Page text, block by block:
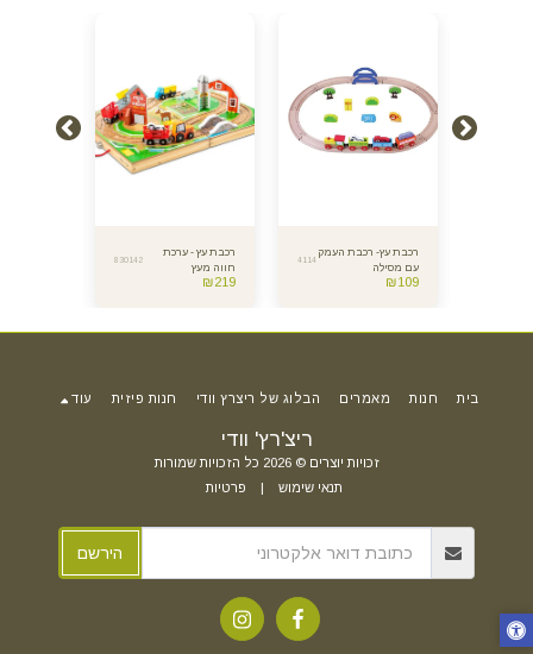
רכבת עץ- רכבת העמק
עם מסילה
4114
₪109
רכבת עץ - ערכת
חווה מעץ
830142
₪219
ריצ'רץ' וודי
זכויות יוצרים © 2026 כל הזכויות שמורות
תנאי שימוש
פרטיות
בית חנות מאמרים הבלוג של ריצרץ וודי חנות פיזית עוד
הירשם